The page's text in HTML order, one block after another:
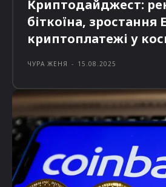
Криптодайджест:
біткоїна, зростання
криптоплатежі у
ЧУРА ЖЕНЯ - 15.08.2025